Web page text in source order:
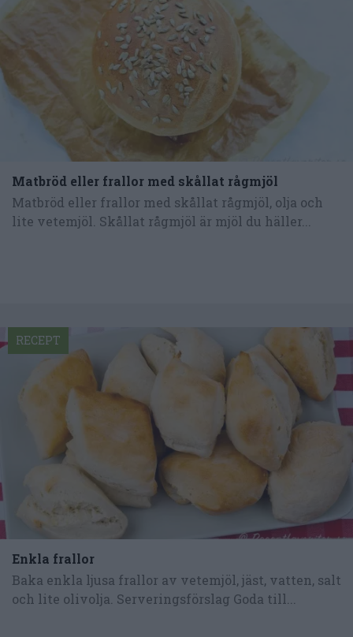
Matbröd eller frallor med skållat rågmjöl
Matbröd eller frallor med skållat rågmjöl, olja och
lite vetemjöl. Skållat rågmjöl är mjöl du häller...
Enkla frallor
Baka enkla ljusa frallor av vetemjöl, jäst, vatten, salt
och lite olivolja. Serveringsförslag Goda till...
RECEPT